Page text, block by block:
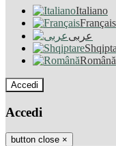
Italiano
Français
عربى
Română
Accedi
Accedi
button close ×